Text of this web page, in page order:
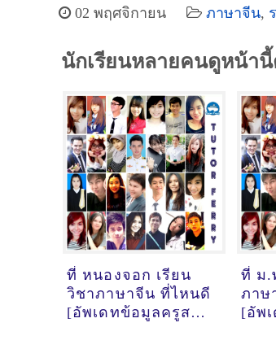
02 พฤศจิกายน ภาษาจีน,
นักเรียนหลายคนดูหน้านี้
ที่ หนองจอก เรียน
วิชาภาษาจีน ที่ไหนดี
[อัพเดทข้อมูลครูสอน
ที่ ม.
ภาษ
[อัพ